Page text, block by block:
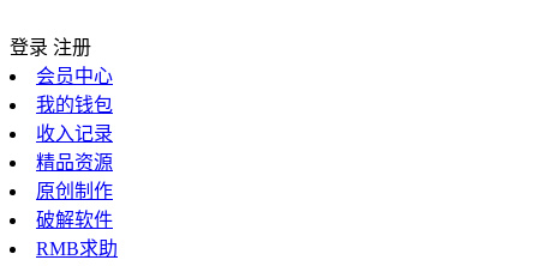
登录 注册
会员中心
我的钱包
收入记录
精品资源
原创制作
破解软件
RMB求助